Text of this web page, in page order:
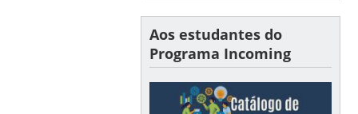
Aos estudantes do
Programa Incoming